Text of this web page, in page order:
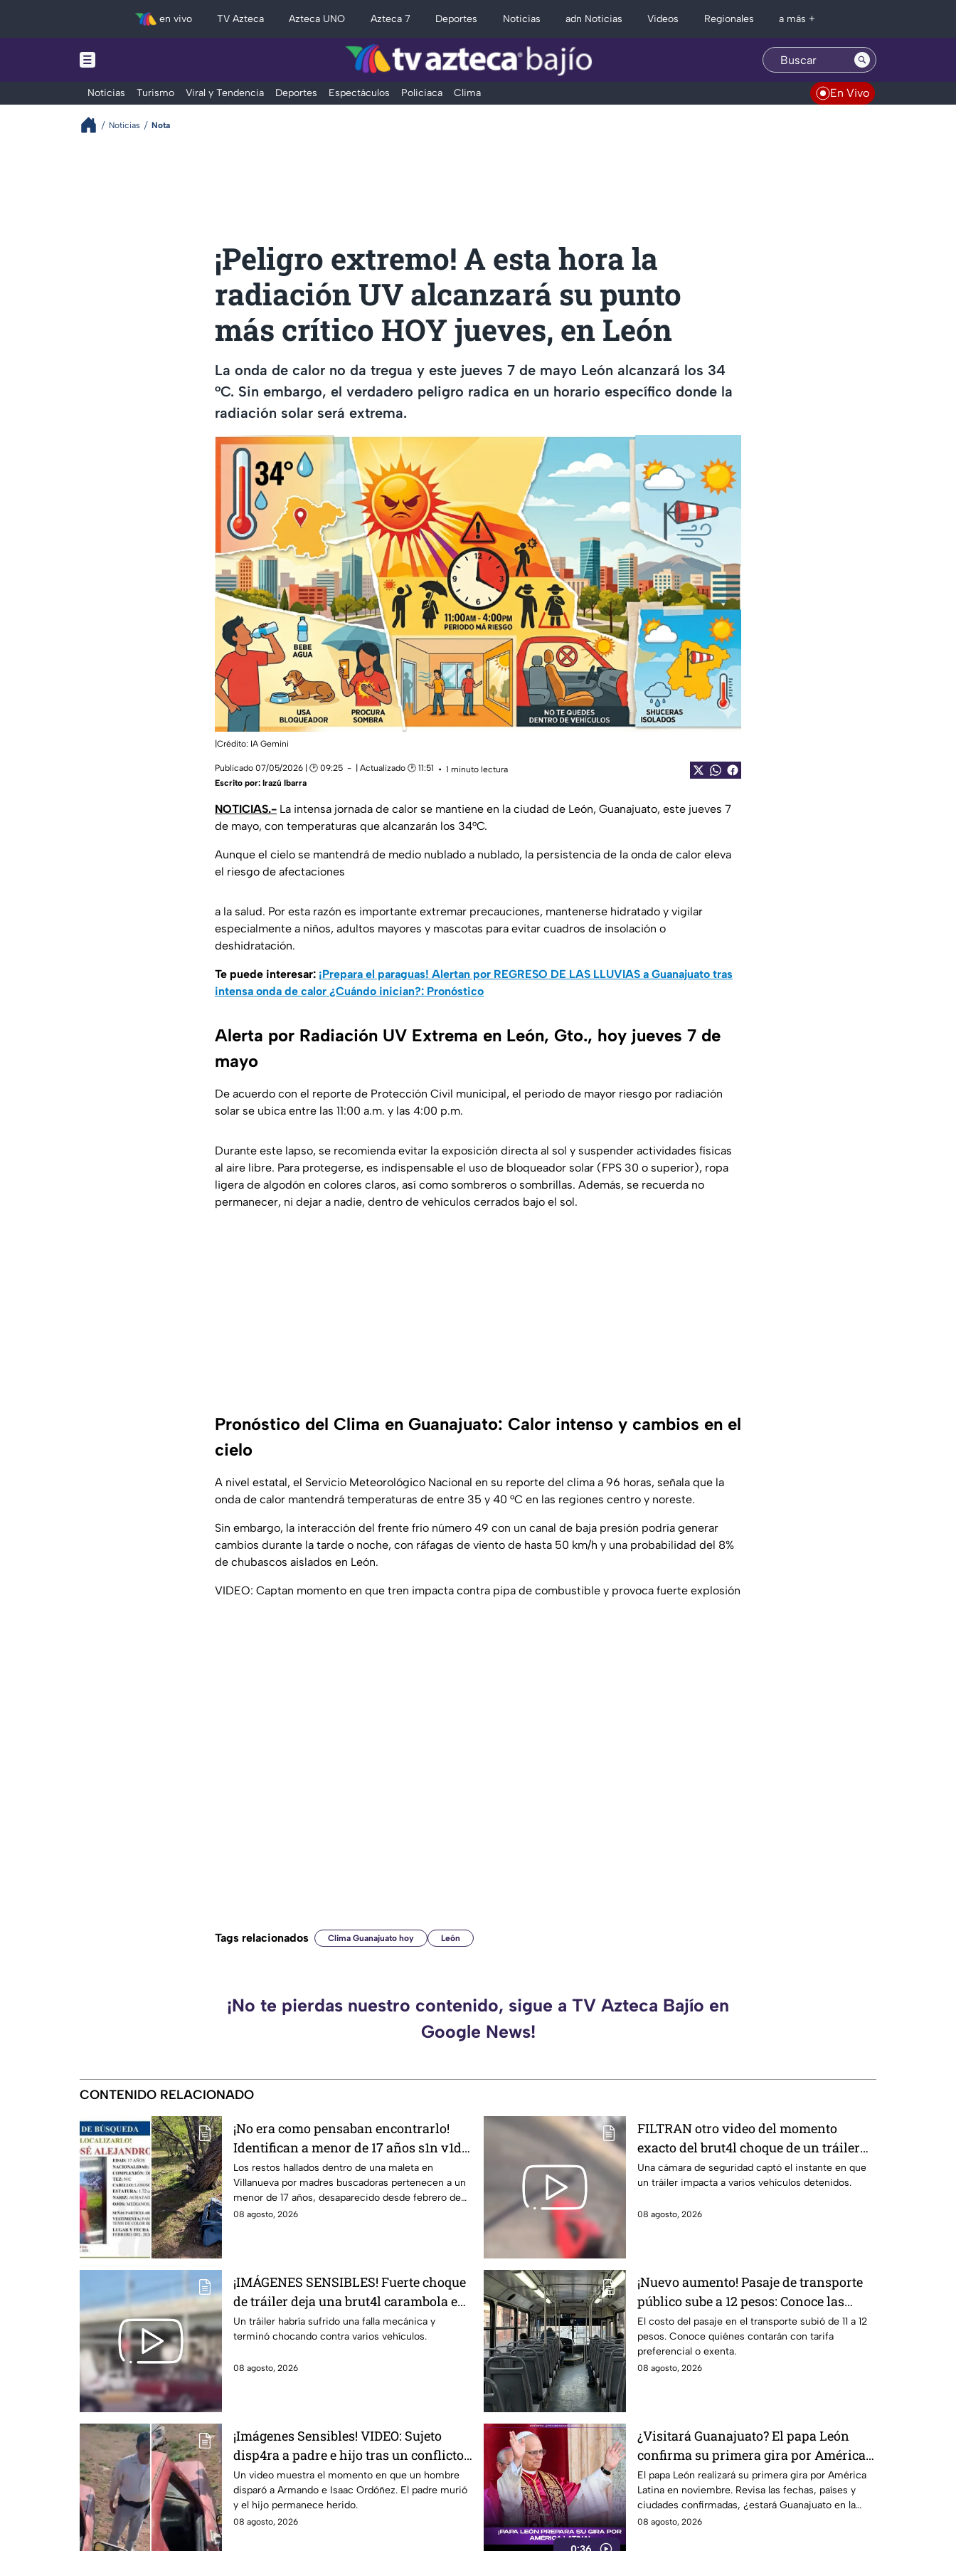
en vivo TV Azteca Azteca UNO Azteca 7 Deportes Noticias adn Noticias Videos Regionales a más +
Noticias Turismo Viral y Tendencia Deportes Espectáculos Policiaca Clima En Vivo
Noticias Nota
¡Peligro extremo! A esta hora la
radiación UV alcanzará su punto
más crítico HOY jueves, en León
La onda de calor no da tregua y este jueves 7 de mayo León alcanzará los 34
°C. Sin embargo, el verdadero peligro radica en un horario específico donde la
radiación solar será extrema.
|Crédito: IA Gemini
Publicado 07/05/2026 | 🕑 09:25 | Actualizado 🕑 11:51
1 minuto lectura
Escrito por: Irazú Ibarra
NOTICIAS.- La intensa jornada de calor se mantiene en la ciudad de León, Guanajuato, este jueves 7
de mayo, con temperaturas que alcanzarán los 34°C.
Aunque el cielo se mantendrá de medio nublado a nublado, la persistencia de la onda de calor eleva
el riesgo de afectaciones
a la salud. Por esta razón es importante extremar precauciones, mantenerse hidratado y vigilar
especialmente a niños, adultos mayores y mascotas para evitar cuadros de insolación o
deshidratación.
Te puede interesar: ¡Prepara el paraguas! Alertan por REGRESO DE LAS LLUVIAS a Guanajuato tras
intensa onda de calor ¿Cuándo inician?: Pronóstico
Alerta por Radiación UV Extrema en León, Gto., hoy jueves 7 de
mayo
De acuerdo con el reporte de Protección Civil municipal, el periodo de mayor riesgo por radiación
solar se ubica entre las 11:00 a.m. y las 4:00 p.m.
Durante este lapso, se recomienda evitar la exposición directa al sol y suspender actividades físicas
al aire libre. Para protegerse, es indispensable el uso de bloqueador solar (FPS 30 o superior), ropa
ligera de algodón en colores claros, así como sombreros o sombrillas. Además, se recuerda no
permanecer, ni dejar a nadie, dentro de vehículos cerrados bajo el sol.
Pronóstico del Clima en Guanajuato: Calor intenso y cambios en el
cielo
A nivel estatal, el Servicio Meteorológico Nacional en su reporte del clima a 96 horas, señala que la
onda de calor mantendrá temperaturas de entre 35 y 40 °C en las regiones centro y noreste.
Sin embargo, la interacción del frente frío número 49 con un canal de baja presión podría generar
cambios durante la tarde o noche, con ráfagas de viento de hasta 50 km/h y una probabilidad del 8%
de chubascos aislados en León.
VIDEO: Captan momento en que tren impacta contra pipa de combustible y provoca fuerte explosión
Tags relacionados Clima Guanajuato hoy León
¡No te pierdas nuestro contenido, sigue a TV Azteca Bajío en
Google News!
CONTENIDO RELACIONADO
¡No era como pensaban encontrarlo!
Identifican a menor de 17 años s1n v1da
dentro de una maleta
Los restos hallados dentro de una maleta en
Villanueva por madres buscadoras pertenecen a un
menor de 17 años, desaparecido desde febrero de
2026.
08 agosto, 2026
FILTRAN otro video del momento
exacto del brut4l choque de un tráiler
en Aguascalientes
Una cámara de seguridad captó el instante en que
un tráiler impacta a varios vehículos detenidos.
08 agosto, 2026
¡IMÁGENES SENSIBLES! Fuerte choque
de tráiler deja una brut4l carambola en
Aguascalientes
Un tráiler habría sufrido una falla mecánica y
terminó chocando contra varios vehículos.
08 agosto, 2026
¡Nuevo aumento! Pasaje de transporte
público sube a 12 pesos: Conoce las
excepciones
El costo del pasaje en el transporte subió de 11 a 12
pesos. Conoce quiénes contarán con tarifa
preferencial o exenta.
08 agosto, 2026
¡Imágenes Sensibles! VIDEO: Sujeto
disp4ra a padre e hijo tras un conflicto
y queda documentado
Un video muestra el momento en que un hombre
disparó a Armando e Isaac Ordóñez. El padre murió
y el hijo permanece herido.
08 agosto, 2026
¿Visitará Guanajuato? El papa León
confirma su primera gira por América
Latina este 2026
El papa León realizará su primera gira por América
Latina en noviembre. Revisa las fechas, países y
ciudades confirmadas, ¿estará Guanajuato en la
lista?
08 agosto, 2026